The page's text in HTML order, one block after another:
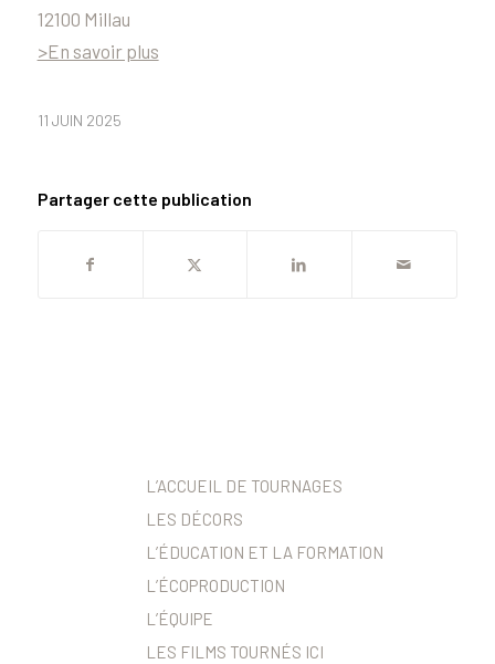
12100 Millau
>En savoir plus
11 JUIN 2025
Partager cette publication
L’ACCUEIL DE TOURNAGES
LES DÉCORS
L’ÉDUCATION ET LA FORMATION
L’ÉCOPRODUCTION
L’ÉQUIPE
LES FILMS TOURNÉS ICI